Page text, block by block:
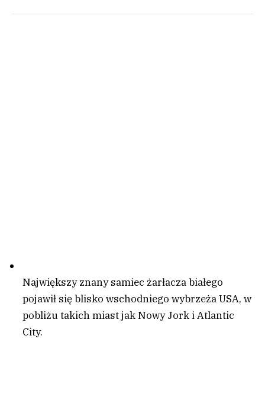
Największy znany samiec żarłacza białego
pojawił się blisko wschodniego wybrzeża USA, w
pobliżu takich miast jak Nowy Jork i Atlantic
City.